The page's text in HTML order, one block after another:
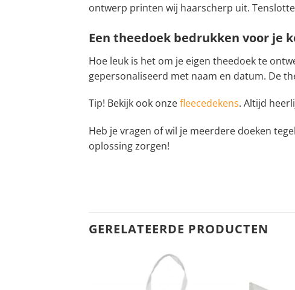
ontwerp printen wij haarscherp uit.
Een theedoek bedrukken voor je
Hoe leuk is het om je eigen theedoek te
gepersonaliseerd met naam en datum. De
Tip! Bekijk ook onzefleecedekens. Altijd
Heb je vragen of wil je meerdere doeken
oplossing zorgen!
GERELATEERDE PRODUCTEN